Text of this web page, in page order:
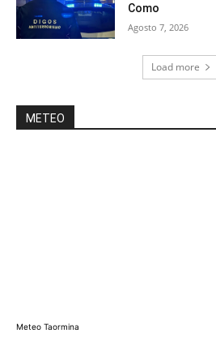
Como
Agosto 7, 2026
Load more
METEO
Meteo Taormina